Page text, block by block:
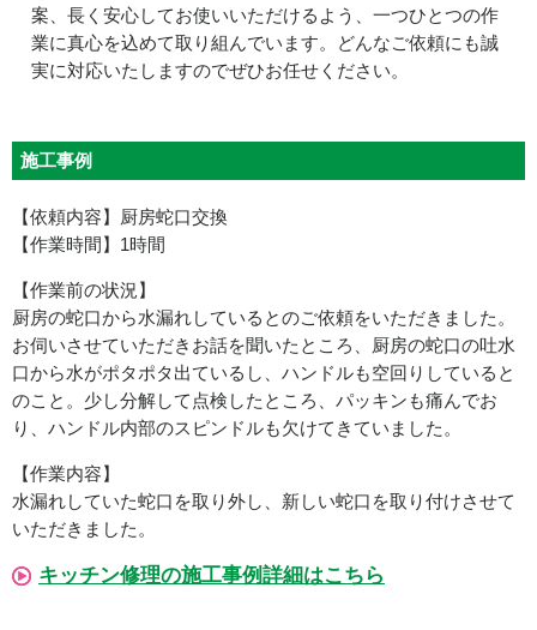
案、長く安心してお使いいただけるよう、一つひとつの作
業に真心を込めて取り組んでいます。どんなご依頼にも誠
実に対応いたしますのでぜひお任せください。
施工事例
【依頼内容】厨房蛇口交換
【作業時間】1時間
【作業前の状況】
厨房の蛇口から水漏れしているとのご依頼をいただきました。
お伺いさせていただきお話を聞いたところ、厨房の蛇口の吐水
口から水がポタポタ出ているし、ハンドルも空回りしていると
のこと。少し分解して点検したところ、パッキンも痛んでお
り、ハンドル内部のスピンドルも欠けてきていました。
【作業内容】
水漏れしていた蛇口を取り外し、新しい蛇口を取り付けさせて
いただきました。
キッチン修理の施工事例詳細はこちら